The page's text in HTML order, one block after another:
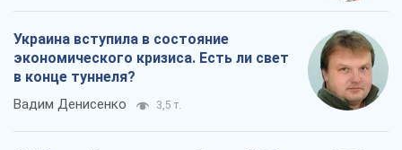
Украина вступила в состояние
экономического кризиса. Есть ли свет
в конце туннеля?
Вадим Денисенко 3,5 т.